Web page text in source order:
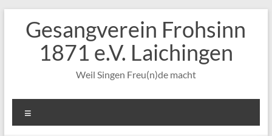
Inhalt
springenGesangverein Frohsinn
1871 e.V. Laichingen
Weil Singen Freu(n)de macht